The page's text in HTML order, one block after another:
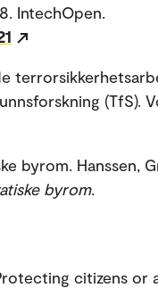
IntechOpen.
(TfS).
byrom. Hanssen,
byrom.
citizens or